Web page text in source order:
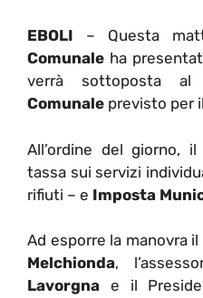
EBOLI – Questa
Comunale ha
verrà sottoposta
Comunale previsto per
All’ordine del giorno, il
tassa sui servizi
rifiuti – e Imposta
Ad esporre la manovra
Melchionda,
Lavorgna e il